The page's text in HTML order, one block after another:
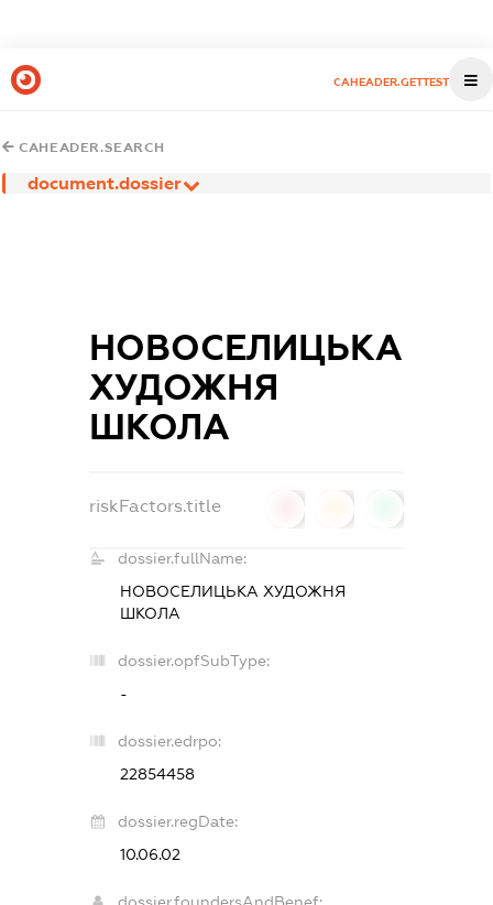
CAHEADER.GETTEST
CAHEADER.SEARCH
document.dossier
НОВОСЕЛИЦЬКА
ХУДОЖНЯ
ШКОЛА
riskFactors.title
dossier.fullName:
НОВОСЕЛИЦЬКА ХУДОЖНЯ
ШКОЛА
dossier.opfSubType:
-
dossier.edrpo:
22854458
dossier.regDate:
10.06.02
dossier.foundersAndBenef: